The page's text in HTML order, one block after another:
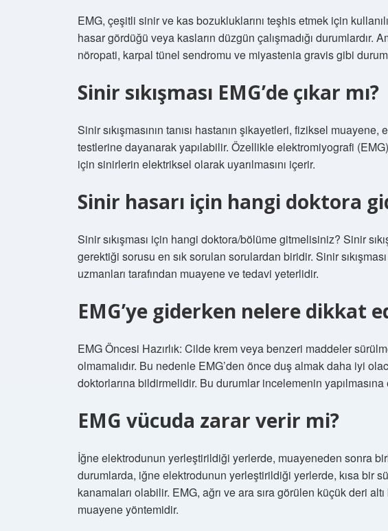
EMG, çeşitli sinir ve kas bozukluklarını teşhis etmek için
hasar gördüğü veya kasların düzgün çalışmadığı durumlardır.
nöropati, karpal tünel sendromu ve miyastenia gravis gibi
Sinir sıkışması EMG’de çıkar mı?
Sinir sıkışmasının tanısı hastanın şikayetleri, fiziksel
testlerine dayanarak yapılabilir. Özellikle elektromiyografi
için sinirlerin elektriksel olarak uyarılmasını içerir.
Sinir hasarı için hangi doktora
Sinir sıkışması için hangi doktora/bölüme gitmelisiniz? Sinir
gerektiği sorusu en sık sorulan sorulardan biridir. Sinir
uzmanları tarafından muayene ve tedavi yeterlidir.
EMG’ye giderken nelere dikkat
EMG Öncesi Hazırlık: Cilde krem ​​veya benzeri maddeler
olmamalıdır. Bu nedenle EMG’den önce duş almak daha iyi
doktorlarına bildirmelidir. Bu durumlar incelemenin
EMG vücuda zarar verir mi?
İğne elektrodunun yerleştirildiği yerlerde, muayeneden sonra
durumlarda, iğne elektrodunun yerleştirildiği yerlerde, kısa bir
kanamaları olabilir. EMG, ağrı ve ara sıra görülen küçük deri
muayene yöntemidir.